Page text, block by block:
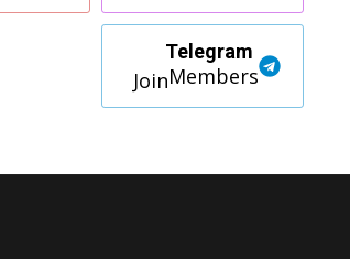
Telegram
Members
Join